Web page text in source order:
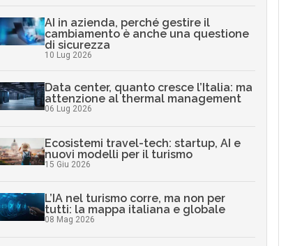
AI in azienda, perché gestire il
cambiamento è anche una questione
di sicurezza
10 Lug 2026
Data center, quanto cresce l’Italia: ma
attenzione al thermal management
06 Lug 2026
Ecosistemi travel-tech: startup, AI e
nuovi modelli per il turismo
15 Giu 2026
L’IA nel turismo corre, ma non per
tutti: la mappa italiana e globale
08 Mag 2026